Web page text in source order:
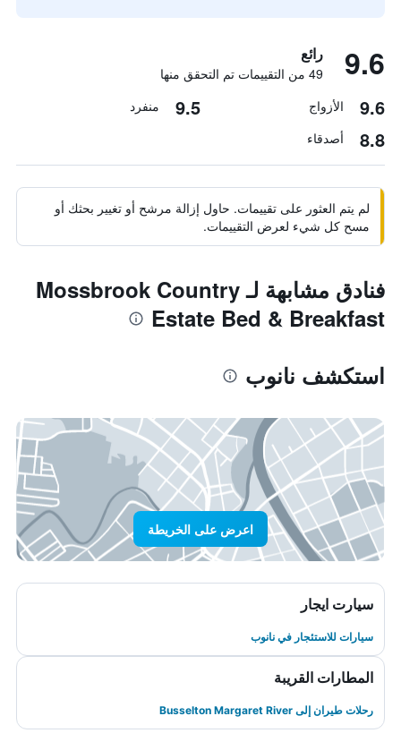
9.6 رائع
49 من التقييمات تم التحقق منها
9.6 الأزواج 9.5 منفرد
8.8 أصدقاء
لم يتم العثور على تقييمات. حاول إزالة مرشح أو تغيير بحثك أو
مسح كل شيء لعرض التقييمات.
فنادق مشابهة لـ Mossbrook Country
Estate Bed & Breakfast
استكشف نانوب
اعرض على الخريطة
سيارت ايجار
سيارات للاستئجار في نانوب
المطارات القريبة
رحلات طيران إلى Busselton Margaret River